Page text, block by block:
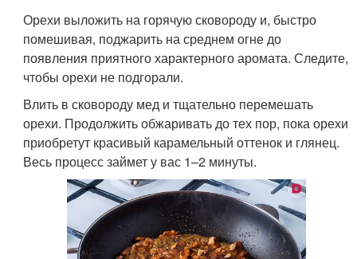
Орехи выложить на горячую сковороду и, быстро
помешивая, поджарить на среднем огне до
появления приятного характерного аромата. Следите,
чтобы орехи не подгорали.
Влить в сковороду мед и тщательно перемешать
орехи. Продолжить обжаривать до тех пор, пока орехи
приобретут красивый карамельный оттенок и глянец.
Весь процесс займет у вас 1–2 минуты.